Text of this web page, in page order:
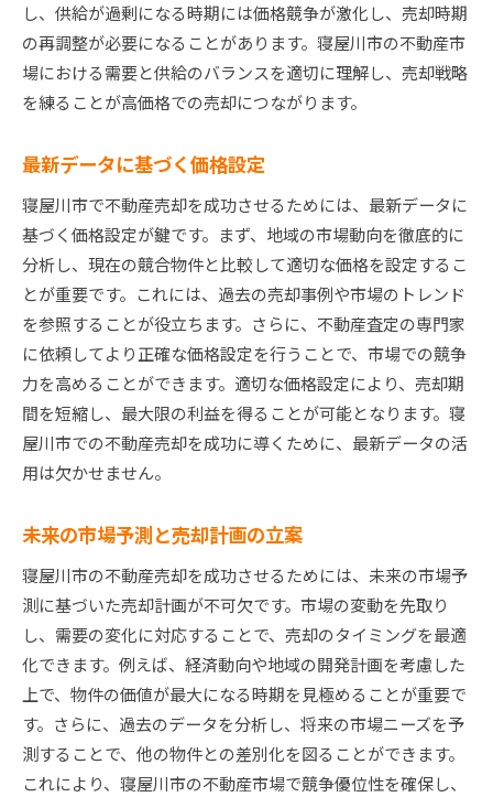
し、供給が過剰になる時期には価格競争が激化し、売却時期
の再調整が必要になることがあります。寝屋川市の不動産市
場における需要と供給のバランスを適切に理解し、売却戦略
を練ることが高価格での売却につながります。
最新データに基づく価格設定
寝屋川市で不動産売却を成功させるためには、最新データに
基づく価格設定が鍵です。まず、地域の市場動向を徹底的に
分析し、現在の競合物件と比較して適切な価格を設定するこ
とが重要です。これには、過去の売却事例や市場のトレンド
を参照することが役立ちます。さらに、不動産査定の専門家
に依頼してより正確な価格設定を行うことで、市場での競争
力を高めることができます。適切な価格設定により、売却期
間を短縮し、最大限の利益を得ることが可能となります。寝
屋川市での不動産売却を成功に導くために、最新データの活
用は欠かせません。
未来の市場予測と売却計画の立案
寝屋川市の不動産売却を成功させるためには、未来の市場予
測に基づいた売却計画が不可欠です。市場の変動を先取り
し、需要の変化に対応することで、売却のタイミングを最適
化できます。例えば、経済動向や地域の開発計画を考慮した
上で、物件の価値が最大になる時期を見極めることが重要で
す。さらに、過去のデータを分析し、将来の市場ニーズを予
測することで、他の物件との差別化を図ることができます。
これにより、寝屋川市の不動産市場で競争優位性を確保し、